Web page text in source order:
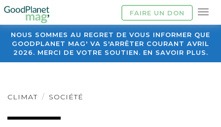
FAIRE UN DON
NOUS SOMMES AU REGRET DE VOUS INFORMER QUE
GOODPLANET MAG' VA S'ARRÊTER COURANT AVRIL
2026. MERCI DE VOTRE SOUTIEN. EN SAVOIR PLUS.
CLIMAT SOCIÉTÉ